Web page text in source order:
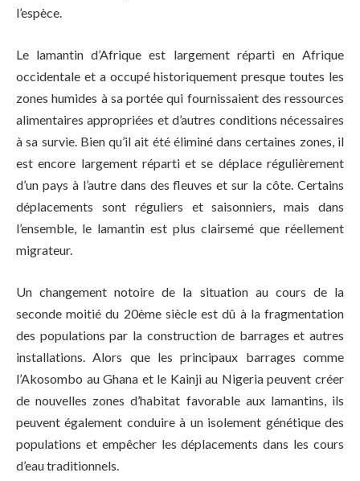
l’espèce.
Le lamantin d’Afrique est largement réparti en Afrique
occidentale et a occupé historiquement presque toutes les
zones humides à sa portée qui fournissaient des ressources
alimentaires appropriées et d’autres conditions nécessaires
à sa survie. Bien qu’il ait été éliminé dans certaines zones, il
est encore largement réparti et se déplace régulièrement
d’un pays à l’autre dans des fleuves et sur la côte. Certains
déplacements sont réguliers et saisonniers, mais dans
l’ensemble, le lamantin est plus clairsemé que réellement
migrateur.
Un changement notoire de la situation au cours de la
seconde moitié du 20ème siècle est dû à la fragmentation
des populations par la construction de barrages et autres
installations. Alors que les principaux barrages comme
l’Akosombo au Ghana et le Kainji au Nigeria peuvent créer
de nouvelles zones d’habitat favorable aux lamantins, ils
peuvent également conduire à un isolement génétique des
populations et empêcher les déplacements dans les cours
d’eau traditionnels.